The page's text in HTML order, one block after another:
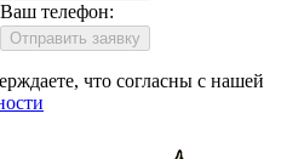
Ваш телефон:
Отправить заявку
что согласны с нашей